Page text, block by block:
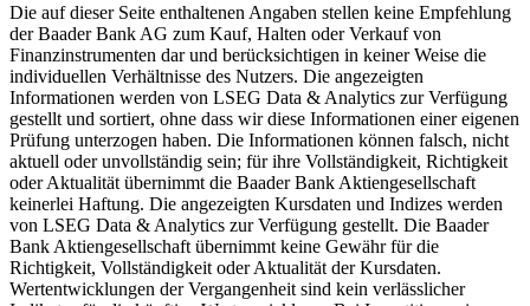
Die auf dieser Seite enthaltenen Angaben stellen keine Empfehlung
der Baader Bank AG zum Kauf, Halten oder Verkauf von
Finanzinstrumenten dar und berücksichtigen in keiner Weise die
individuellen Verhältnisse des Nutzers. Die angezeigten
Informationen werden von LSEG Data & Analytics zur Verfügung
gestellt und sortiert, ohne dass wir diese Informationen einer eigenen
Prüfung unterzogen haben. Die Informationen können falsch, nicht
aktuell oder unvollständig sein; für ihre Vollständigkeit, Richtigkeit
oder Aktualität übernimmt die Baader Bank Aktiengesellschaft
keinerlei Haftung. Die angezeigten Kursdaten und Indizes werden
von LSEG Data & Analytics zur Verfügung gestellt. Die Baader
Bank Aktiengesellschaft übernimmt keine Gewähr für die
Richtigkeit, Vollständigkeit oder Aktualität der Kursdaten.
Wertentwicklungen der Vergangenheit sind kein verlässlicher